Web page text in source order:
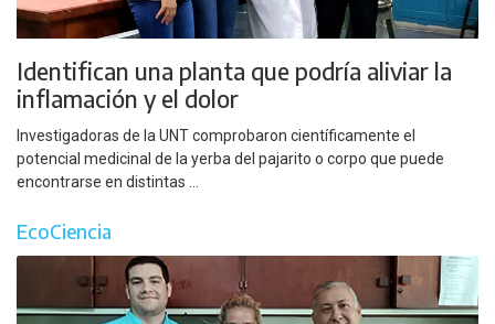
Identifican una planta que podría aliviar la
inflamación y el dolor
Investigadoras de la UNT comprobaron científicamente el
potencial medicinal de la yerba del pajarito o corpo que puede
encontrarse en distintas ...
EcoCiencia